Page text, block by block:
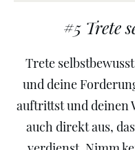
#5 Trete
Trete
und deine
auftrittst und deinen
auch direkt aus,